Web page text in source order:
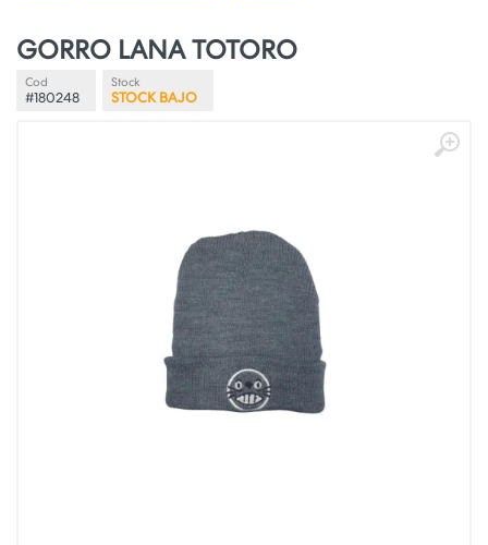
GORRO LANA TOTORO
Cod
#180248
Stock
STOCK BAJO